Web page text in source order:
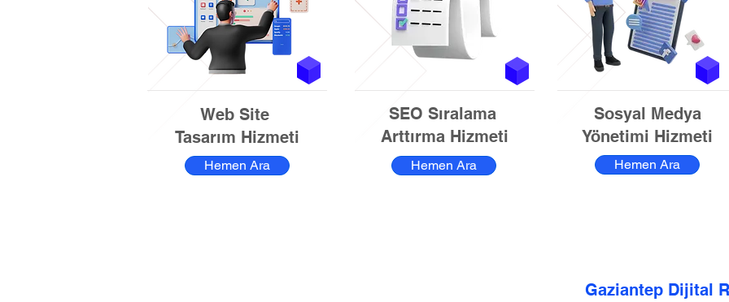
Web Site
Tasarım Hizmeti
Hemen Ara
SEO Sıralama
Arttırma Hizmeti
Hemen Ara
Sosyal Medya
Yönetimi Hizmeti
Hemen Ara
Gaziantep Dijital